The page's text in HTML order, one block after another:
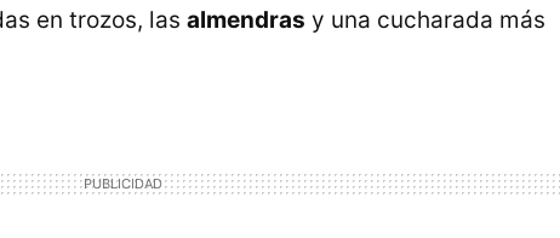
en trozos, las almendras y una cucharada más